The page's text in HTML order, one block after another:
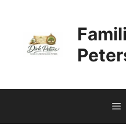
springen